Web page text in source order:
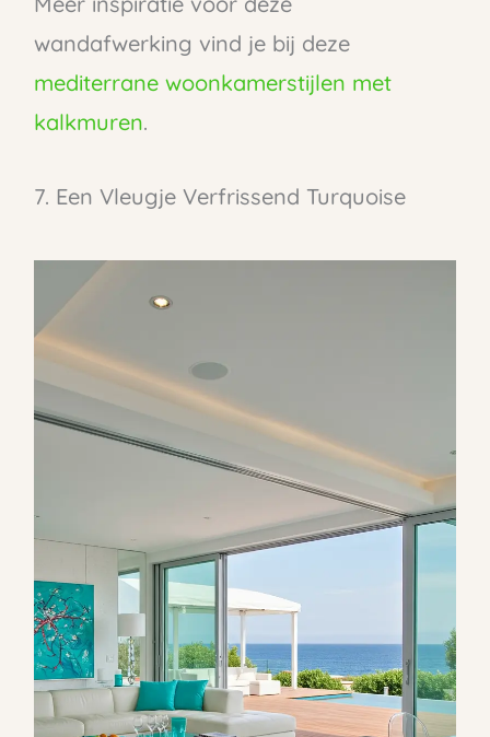
wandafwerking vind je bij deze
mediterrane woonkamerstijlen met
kalkmuren.
7. Een Vleugje Verfrissend Turquoise